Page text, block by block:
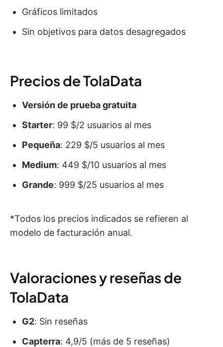
Gráficos limitados
Sin objetivos para datos desagregados
Precios de TolaData
Versión de prueba gratuita
Starter: 99 $/2 usuarios al mes
Pequeña: 229 $/5 usuarios al mes
Medium: 449 $/10 usuarios al mes
Grande: 999 $/25 usuarios al mes
*Todos los precios indicados se refieren al
modelo de facturación anual.
Valoraciones y reseñas de
TolaData
G2: Sin reseñas
Capterra: 4,9/5 (más de 5 reseñas)